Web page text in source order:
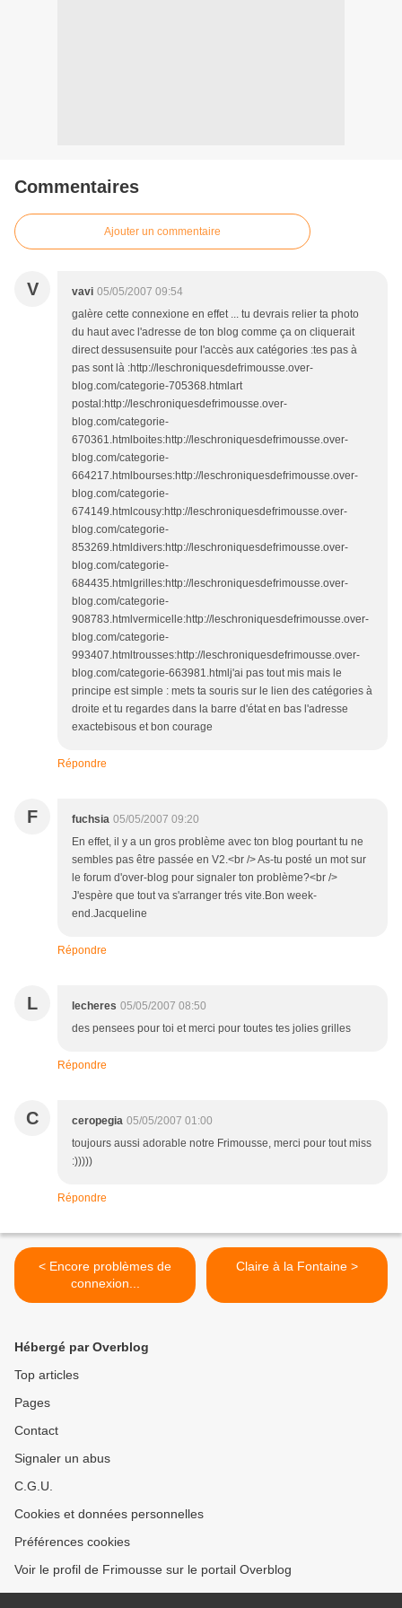
Commentaires
Ajouter un commentaire
V vavi 05/05/2007 09:54
galère cette connexione en effet ... tu devrais relier ta photo
du haut avec l'adresse de ton blog comme ça on cliquerait
direct dessusensuite pour l'accès aux catégories :tes pas à
pas sont là :http://leschroniquesdefrimousse.over-
blog.com/categorie-705368.htmlart
postal:http://leschroniquesdefrimousse.over-
blog.com/categorie-
670361.htmlboites:http://leschroniquesdefrimousse.over-
blog.com/categorie-
664217.htmlbourses:http://leschroniquesdefrimousse.over-
blog.com/categorie-
674149.htmlcousy:http://leschroniquesdefrimousse.over-
blog.com/categorie-
853269.htmldivers:http://leschroniquesdefrimousse.over-
blog.com/categorie-
684435.htmlgrilles:http://leschroniquesdefrimousse.over-
blog.com/categorie-
908783.htmlvermicelle:http://leschroniquesdefrimousse.over-
blog.com/categorie-
993407.htmltrousses:http://leschroniquesdefrimousse.over-
blog.com/categorie-663981.htmlj'ai pas tout mis mais le
principe est simple : mets ta souris sur le lien des catégories à
droite et tu regardes dans la barre d'état en bas l'adresse
exactebisous et bon courage
Répondre
F fuchsia 05/05/2007 09:20
En effet, il y a un gros problème avec ton blog pourtant tu ne
sembles pas être passée en V2.<br /> As-tu posté un mot sur
le forum d'over-blog pour signaler ton problème?<br />
J'espère que tout va s'arranger trés vite.Bon week-
end.Jacqueline
Répondre
L lecheres 05/05/2007 08:50
des pensees pour toi et merci pour toutes tes jolies grilles
Répondre
C ceropegia 05/05/2007 01:00
toujours aussi adorable notre Frimousse, merci pour tout miss
:)))))
Répondre
< Encore problèmes de
connexion...
Claire à la Fontaine >
Hébergé par Overblog
Top articles
Pages
Contact
Signaler un abus
C.G.U.
Cookies et données personnelles
Préférences cookies
Voir le profil de Frimousse sur le portail Overblog